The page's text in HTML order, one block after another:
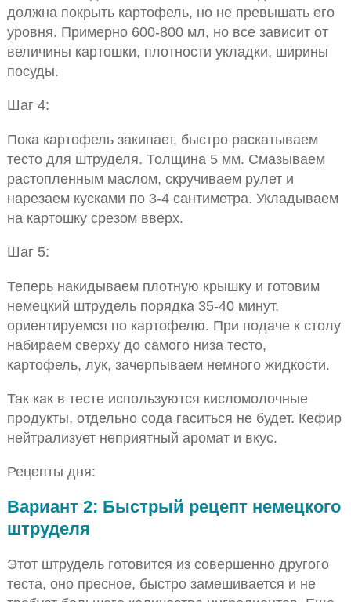
должна покрыть картофель, но не превышать его
уровня. Примерно 600-800 мл, но все зависит от
величины картошки, плотности укладки, ширины
посуды.
Шаг 4:
Пока картофель закипает, быстро раскатываем
тесто для штруделя. Толщина 5 мм. Смазываем
растопленным маслом, скручиваем рулет и
нарезаем кусками по 3-4 сантиметра. Укладываем
на картошку срезом вверх.
Шаг 5:
Теперь накидываем плотную крышку и готовим
немецкий штрудель порядка 35-40 минут,
ориентируемся по картофелю. При подаче к столу
набираем сверху до самого низа тесто,
картофель, лук, зачерпываем немного жидкости.
Так как в тесте используются кисломолочные
продукты, отдельно сода гаситься не будет. Кефир
нейтрализует неприятный аромат и вкус.
Рецепты дня:
Вариант 2: Быстрый рецепт немецкого
штруделя
Этот штрудель готовится из совершенно другого
теста, оно пресное, быстро замешивается и не